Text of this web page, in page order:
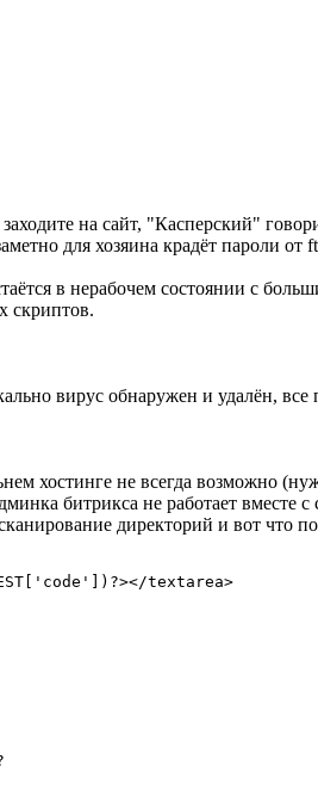
на сайт, "Касперский"
для хозяина крадёт пароли от
в нерабочем состоянии с
скриптов.
вирус обнаружен и удалён,
хостинге не всегда возможно
битрикса не работает вместе
директорий и вот что
textarea>